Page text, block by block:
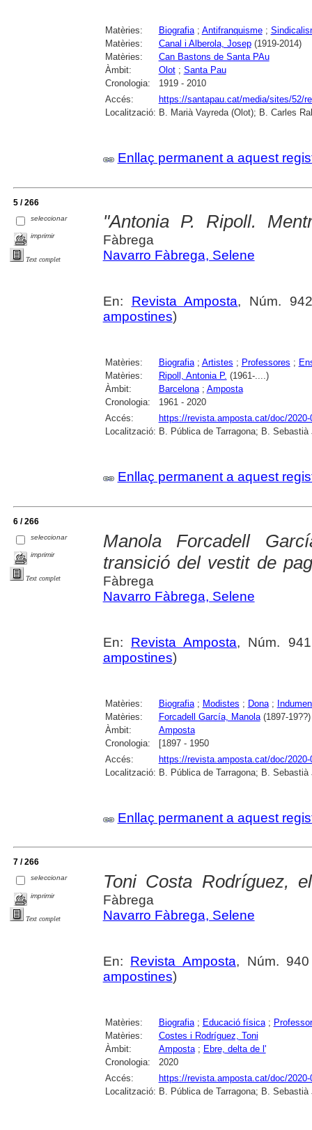
Matèries: Biografia; Antifranquisme;
Matèries:
Canal i Alberola, Josep(1919-2014)
Matèries:
Can Bastons de Santa PAu
Àmbit:
Olot; Santa Pau
Cronologia:
1919 - 2010
Accés:
https://santapau.cat/media/sites/52/
Localització: B. Marià Vayreda (Olot); B. Carles
Enllaç permanent a aquest
5 / 266
seleccionar
imprimir
Text complet
"Antonia P. Ripoll.
Fàbrega
Navarro Fàbrega, Selene
En: Revista Amposta, Núm.
ampostines)
Matèries: Biografia; Artistes ; Professores ;
Matèries:
Ripoll, Antonia P. (1961-....)
Àmbit:
Barcelona; Amposta
Cronologia:
1961 - 2020
Accés:
https://revista.amposta.cat/doc/2020-
Localització: B. Pública de Tarragona; B.
Enllaç permanent a aquest
6 / 266
seleccionar
imprimir
Text complet
Manola Forcadell
transició del vestit de
Fàbrega
Navarro Fàbrega, Selene
En: Revista Amposta, Núm.
ampostines)
Matèries: Biografia; Modistes ; Dona;
Matèries:
Forcadell García, Manola(1897-19??)
Àmbit:
Amposta
Cronologia:
[1897 - 1950
Accés:
https://revista.amposta.cat/doc/2020-
Localització: B. Pública de Tarragona; B.
Enllaç permanent a aquest
7 / 266
seleccionar
imprimir
Text complet
Toni Costa Rodríguez,
Fàbrega
Navarro Fàbrega, Selene
En: Revista Amposta, Núm.
ampostines)
Matèries: Biografia; Educació física;
Matèries:
Costes i Rodríguez, Toni
Àmbit:
Amposta; Ebre, delta de l'
Cronologia:
2020
Accés:
https://revista.amposta.cat/doc/2020-
Localització: B. Pública de Tarragona; B.